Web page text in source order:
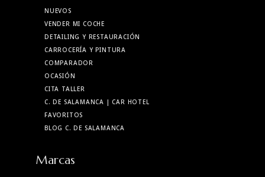
NUEVOS
VENDER MI COCHE
DETAILING Y RESTAURACIÓN
CARROCERÍA Y PINTURA
COMPARADOR
OCASIÓN
CITA TALLER
C. DE SALAMANCA | CAR HOTEL
FAVORITOS
BLOG C. DE SALAMANCA
Marcas